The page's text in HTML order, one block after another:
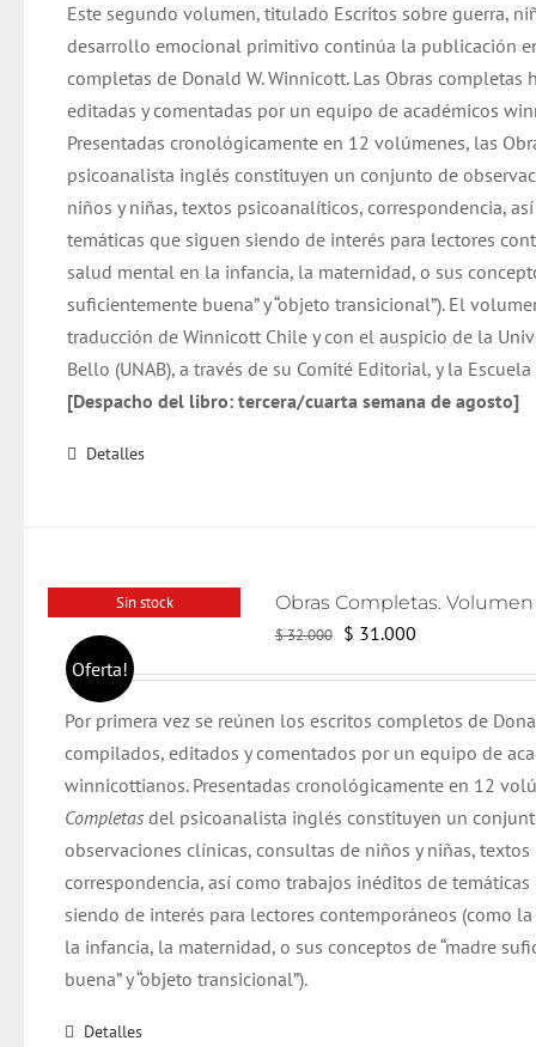
era:
$ 32.000.
es:
$ 31.000.
Este segundo volumen, titulado Escritos sobre guerra,
desarrollo emocional primitivo continúa la publicación
completas de Donald W. Winnicott. Las Obras completas
editadas y comentadas por un equipo de académicos
Presentadas cronológicamente en 12 volúmenes, las
psicoanalista inglés constituyen un conjunto de
niños y niñas, textos psicoanalíticos, correspondencia,
temáticas que siguen siendo de interés para lectores
salud mental en la infancia, la maternidad, o sus
suficientemente buena” y “objeto transicional”). El
traducción de Winnicott Chile y con el auspicio de la
Bello (UNAB), a través de su Comité Editorial, y la
[Despacho del libro: tercera/cuarta semana de agosto]
Detalles
Sin stock
Oferta!
$32.000
El
era:
$ 32.000.
$ 31.000El
es:
$ 31.000.
Por primera vez se reúnen los escritos completos de
compilados, editados y comentados por un equipo de
winnicottianos. Presentadas cronológicamente en 12
Completasdel psicoanalista inglés constituyen un
observaciones clínicas, consultas de niños y niñas,
correspondencia, así como trabajos inéditos de
siendo de interés para lectores contemporáneos (como
la infancia, la maternidad, o sus conceptos de “madre
buena” y “objeto transicional”).
Detalles